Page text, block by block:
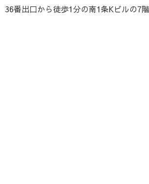
36番出口から徒歩1分の南1条Kビルの7階